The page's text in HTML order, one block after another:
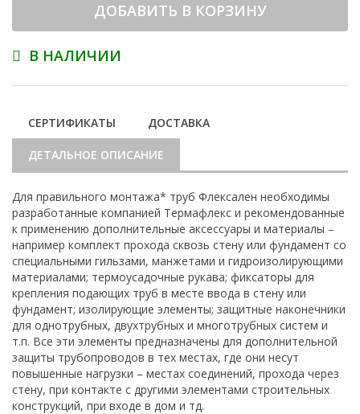
ДОБАВИТЬ В КОРЗИНУ
В НАЛИЧИИ
СЕРТИФИКАТЫ ДОСТАВКА
ДЕТАЛЬНОЕ ОПИСАНИЕ
Для правильного монтажа* труб Флексален необходимы
разработанные компанией Термафлекс и рекомендованные
к применению дополнительные аксессуары и материалы –
например комплект прохода сквозь стену или фундамент со
специальными гильзами, манжетами и гидроизолирующими
материалами; термоусадочные рукава; фиксаторы для
крепления подающих труб в месте ввода в стену или
фундамент; изолирующие элементы; защитные наконечники
для однотрубных, двухтрубных и многотрубных систем и
т.п. Все эти элементы предназначены для дополнительной
защиты трубопроводов в тех местах, где они несут
повышенные нагрузки – местах соединений, прохода через
стену, при контакте с другими элементами строительных
конструкций, при входе в дом и тд.